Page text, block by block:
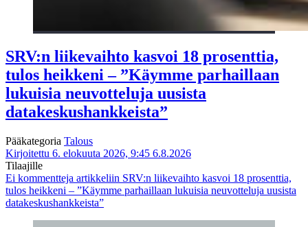
SRV:n liikevaihto kasvoi 18 prosenttia,
tulos heikkeni – ”Käymme parhaillaan
lukuisia neuvotteluja uusista
datakeskushankkeista”
Pääkategoria Talous
Kirjoitettu 6. elokuuta 2026, 9:45 6.8.2026
Tilaajille
Ei kommentteja artikkeliin SRV:n liikevaihto kasvoi 18 prosenttia,
tulos heikkeni – ”Käymme parhaillaan lukuisia neuvotteluja uusista
datakeskushankkeista”